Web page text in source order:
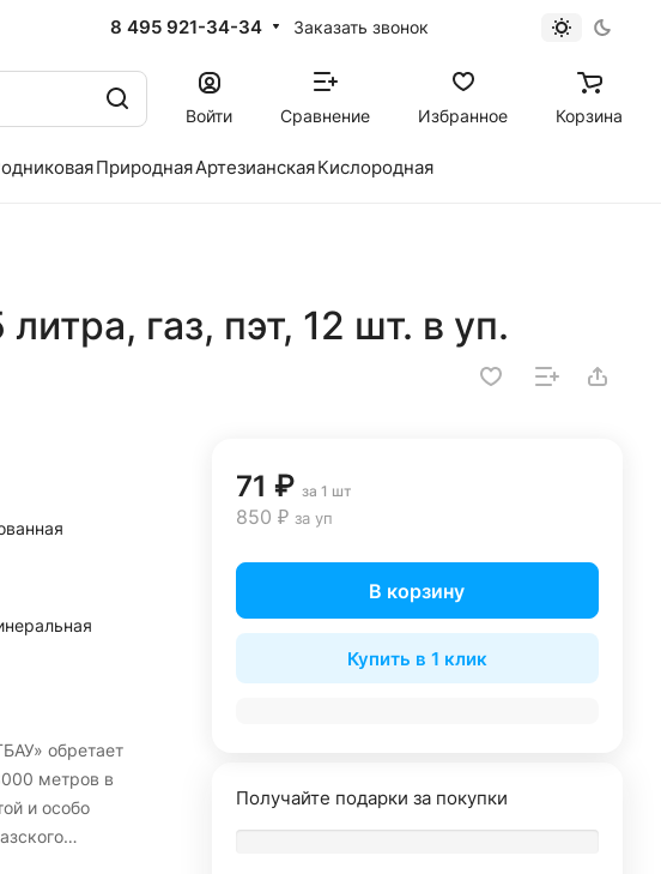
8 495 921-34-34 Заказать звонок
Войти Сравнение Избранное Корзина
ПрироднаяАртезианскаяКислородная
газ, пэт, 12 шт. в уп.
обретает
метров в
и особо
71 ₽ за 1 шт
850 ₽ за уп
В корзину
Купить в 1 клик
Получайте подарки за покупки